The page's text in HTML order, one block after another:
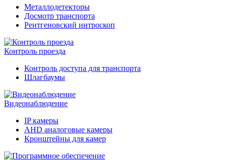
Металлодетекторы
Досмотр транспорта
Рентгеновский интроскоп
Контроль проезда
Контроль доступа для транспорта
Шлагбаумы
Видеонаблюдение
IP камеры
AHD аналоговые камеры
Кронштейны для камер